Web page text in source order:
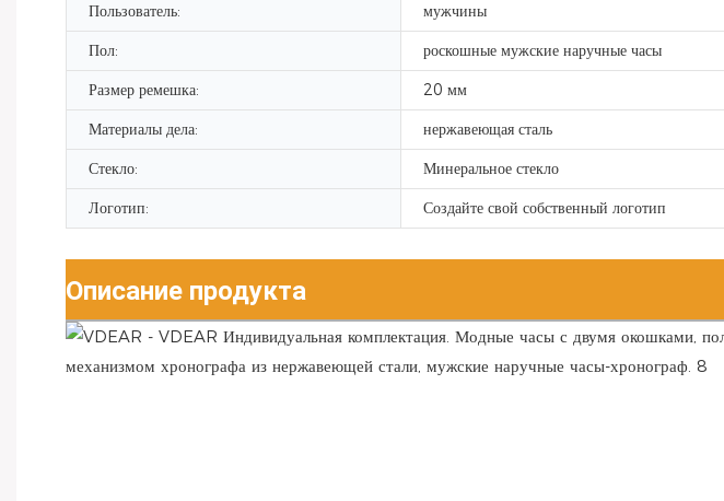
Пользователь:
мужчины
Пол:
роскошные мужские наручные часы
Размер ремешка:
20 мм
Материалы дела:
нержавеющая сталь
Стекло:
Минеральное стекло
Логотип:
Создайте свой собственный логотип
Описание продукта